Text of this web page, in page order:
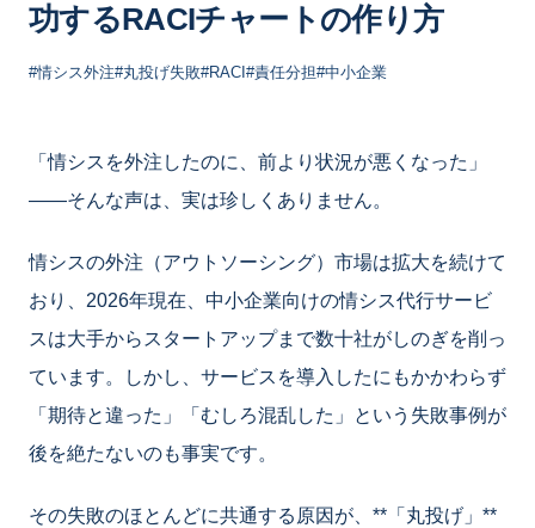
功するRACIチャートの作り方
#情シス外注#丸投げ失敗#RACI #責任分担#中小企業
「情シスを外注したのに、前より状況が悪くなった」
——そんな声は、実は珍しくありません。
情シスの外注（アウトソーシング）市場は拡大を続けて
おり、2026年現在、中小企業向けの情シス代行サービ
スは大手からスタートアップまで数十社がしのぎを削っ
ています。しかし、サービスを導入したにもかかわらず
「期待と違った」「むしろ混乱した」という失敗事例が
後を絶たないのも事実です。
その失敗のほとんどに共通する原因が、**「丸投げ」**